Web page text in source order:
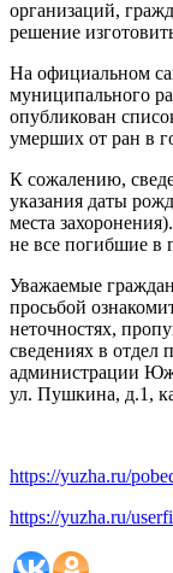
организаций,
решение
На официальном
муниципального
опубликован
умерших от ран в
К сожалению,
указания даты
места
не все погибшие
Уважаемые
просьбой
неточностях,
сведениях в отдел
администрации
ул. Пушкина, д.1,
https://yuzha.ru/
https://yuzha.ru/